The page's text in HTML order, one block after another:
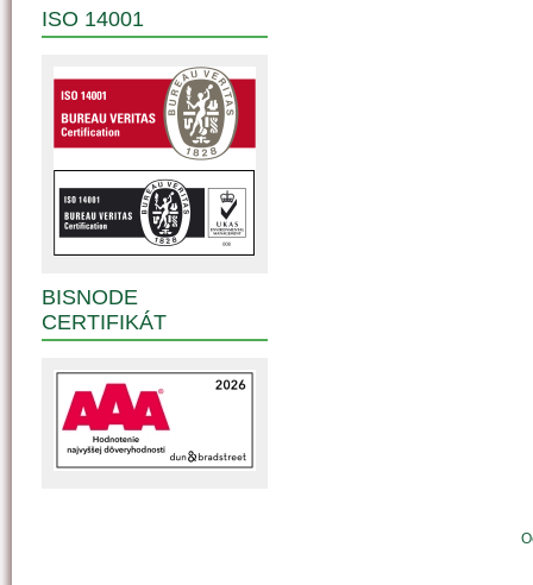
ISO 14001
BISNODE
CERTIFIKÁT